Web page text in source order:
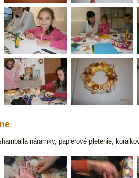
náramky, papierové pletenie,